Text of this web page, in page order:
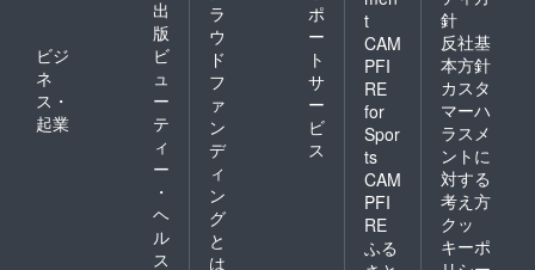
出
版
ビジ
ネ
ス・
起業
ビ
ュ
ー
テ
ィ
ー
・
ヘ
ル
ス
ラ
ウ
ド
フ
ァ
ン
デ
ィ
ン
グ
と
は
ポ
ー
ト
サ
ー
ビ
ス
t
CAM
PFI
RE
for
Spor
ts
CAM
PFI
RE
ふる
針
反社基
本方針
カスタ
マーハ
ラスメ
ントに
対する
考え方
クッ
キーポ